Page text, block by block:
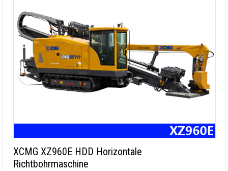
XCMG XZ960E HDD Horizontale
Richtbohrmaschine